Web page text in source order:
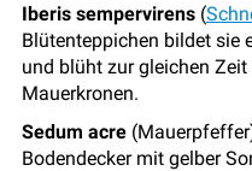
Iberis sempervirens (
Blütenteppichen bildet sie
und blüht zur gleichen
Mauerkronen.
Sedum acre
Bodendecker mit gelber